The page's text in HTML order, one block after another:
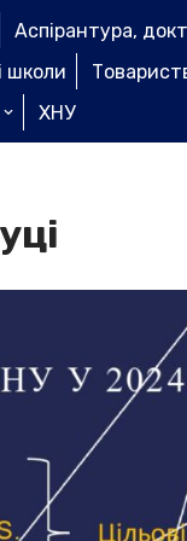
Аспірантура,
школи
ХНУ